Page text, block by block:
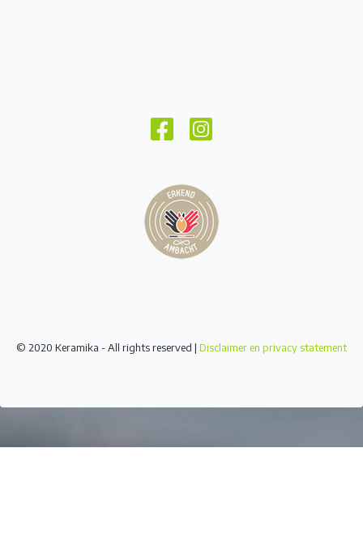
© 2020 Keramika - All rights reserved | Disclaimer en privacy statement